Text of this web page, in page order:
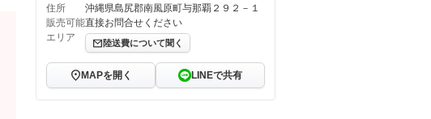
住所
沖縄県島尻郡南風原町与那覇２９２－１
販売可能
エリア
直接お問合せください
陸送費について聞く
MAPを開く LINEで共有